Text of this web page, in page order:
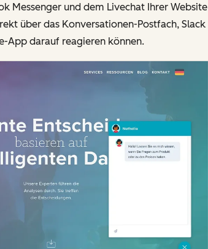
Messenger und dem Livechat Ihrer Website
über das Konversationen-Postfach, Slack
App darauf reagieren können.